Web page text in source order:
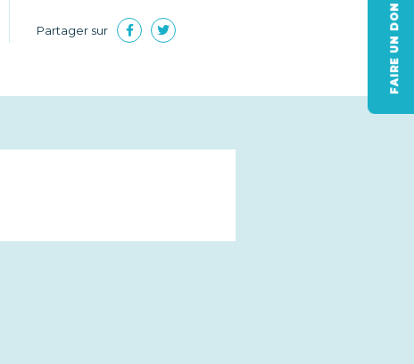
FAIRE UN DON
Partager sur